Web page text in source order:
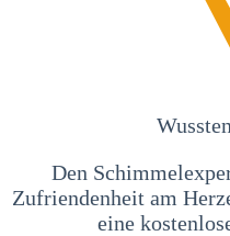
Den
Zufriendenheit am
eine